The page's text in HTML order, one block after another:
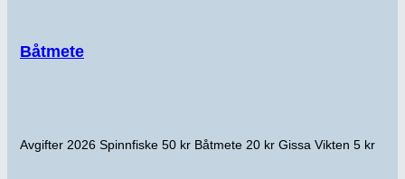
Båtmete
Avgifter 2026 Spinnfiske 50 kr Båtmete 20 kr Gissa Vikten 5 kr